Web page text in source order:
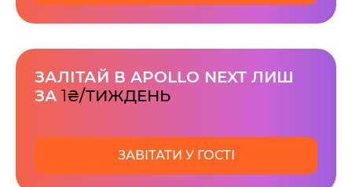
ЗАЛІТАЙ В APOLLO NEXT ЛИШ
ЗА 1₴/ТИЖДЕНЬ
ЗАВІТАТИ У ГОСТІ